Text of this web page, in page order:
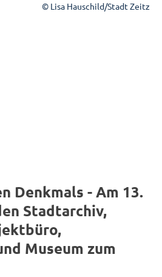
© Lisa Hauschild/Stadt Zeitz
Denkmals - Am 13.
Stadtarchiv,
Museum zum